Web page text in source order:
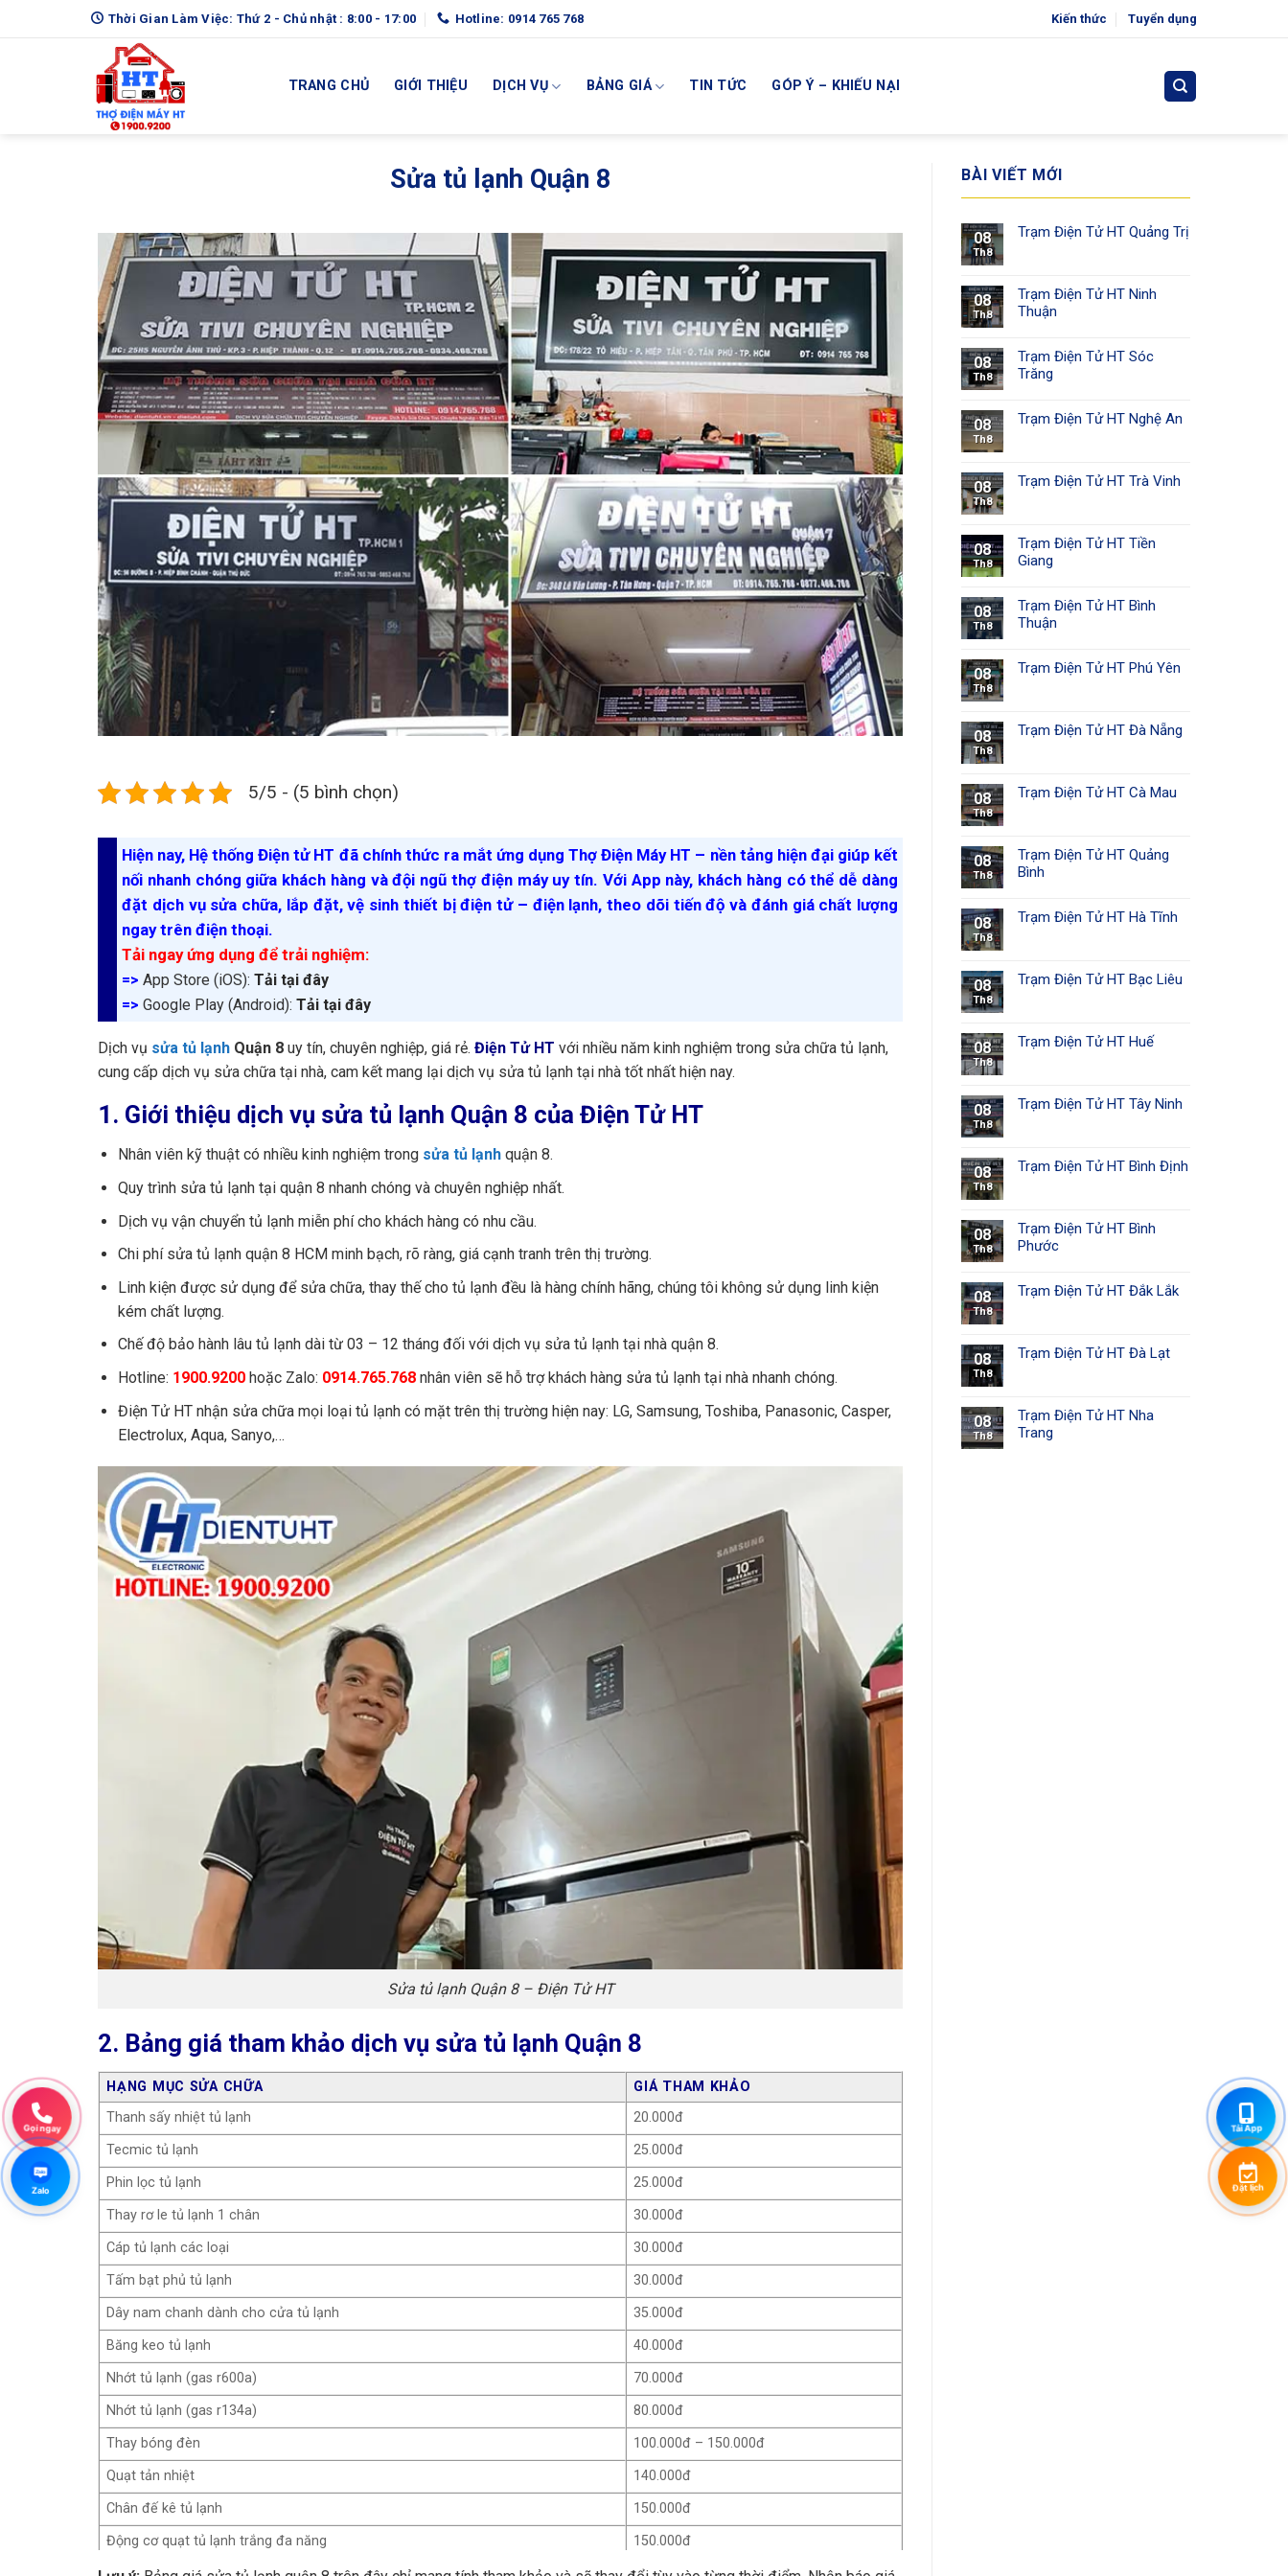
to
Thời Gian Làm Việc: Thứ 2 - Chủ nhật : 8:00 - 17:00 Hotline: 0914 765 768 Kiến thức Tuyển dụng
TRANG CHỦ GIỚI THIỆU DỊCH VỤ BẢNG GIÁ TIN TỨC GÓP Ý – KHIẾU NẠI
Sửa tủ lạnh Quận 8
5/5 - (5 bình chọn)
Hiện nay, Hệ thống Điện tử HT đã chính thức ra mắt ứng dụng Thợ Điện Máy HT – nền tảng hiện đại giúp kết
nối nhanh chóng giữa khách hàng và đội ngũ thợ điện máy uy tín. Với App này, khách hàng có thể dễ dàng
đặt dịch vụ sửa chữa, lắp đặt, vệ sinh thiết bị điện tử – điện lạnh, theo dõi tiến độ và đánh giá chất lượng
ngay trên điện thoại.
Tải ngay ứng dụng để trải nghiệm:
=> App Store (iOS): Tải tại đây
=> Google Play (Android): Tải tại đây
Dịch vụ sửa tủ lạnh Quận 8 uy tín, chuyên nghiệp, giá rẻ. Điện Tử HT với nhiều năm kinh nghiệm trong sửa chữa tủ lạnh,
cung cấp dịch vụ sửa chữa tại nhà, cam kết mang lại dịch vụ sửa tủ lạnh tại nhà tốt nhất hiện nay.
1. Giới thiệu dịch vụ sửa tủ lạnh Quận 8 của Điện Tử HT
Nhân viên kỹ thuật có nhiều kinh nghiệm trong sửa tủ lạnhquận 8.
Quy trình sửa tủ lạnh tại quận 8 nhanh chóng và chuyên nghiệp nhất.
Dịch vụ vận chuyển tủ lạnh miễn phí cho khách hàng có nhu cầu.
Chi phí sửa tủ lạnh quận 8 HCM minh bạch, rõ ràng, giá cạnh tranh trên thị trường.
Linh kiện được sử dụng để sửa chữa, thay thế cho tủ lạnh đều là hàng chính hãng, chúng tôi không sử dụng linh kiện
kém chất lượng.
Chế độ bảo hành lâu tủ lạnh dài từ 03 – 12 tháng đối với dịch vụ sửa tủ lạnh tại nhà quận 8.
Hotline: 1900.9200hoặc Zalo: 0914.765.768nhân viên sẽ hỗ trợ khách hàng sửa tủ lạnh tại nhà nhanh chóng.
Điện Tử HT nhận sửa chữa mọi loại tủ lạnh có mặt trên thị trường hiện nay: LG, Samsung, Toshiba, Panasonic, Casper,
Electrolux, Aqua, Sanyo,…
Sửa tủ lạnh Quận 8 – Điện Tử HT
2. Bảng giá tham khảo dịch vụ sửa tủ lạnh Quận 8
HẠNG MỤC SỬA CHỮA
GIÁ THAM KHẢO
Thanh sấy nhiệt tủ lạnh
20.000đ
Tecmic tủ lạnh
25.000đ
Phin lọc tủ lạnh
25.000đ
Thay rơ le tủ lạnh 1 chân
30.000đ
Cáp tủ lạnh các loại
30.000đ
Tấm bạt phủ tủ lạnh
30.000đ
Dây nam chanh dành cho cửa tủ lạnh
35.000đ
Băng keo tủ lạnh
40.000đ
Nhớt tủ lạnh (gas r600a)
70.000đ
Nhớt tủ lạnh (gas r134a)
80.000đ
Thay bóng đèn
100.000đ – 150.000đ
Quạt tản nhiệt
140.000đ
Chân đế kê tủ lạnh
150.000đ
Động cơ quạt tủ lạnh trắng đa năng
150.000đ
BÀI VIẾT MỚI
08
Th8
Trạm Điện Tử HT Quảng Trị
08
Th8
Trạm Điện Tử HT Ninh
Thuận
08
Th8
Trạm Điện Tử HT Sóc
Trăng
08
Th8
Trạm Điện Tử HT Nghệ An
08
Th8
Trạm Điện Tử HT Trà Vinh
08
Th8
Trạm Điện Tử HT Tiền
Giang
08
Th8
Trạm Điện Tử HT Bình
Thuận
08
Th8
Trạm Điện Tử HT Phú Yên
08
Th8
Trạm Điện Tử HT Đà Nẵng
08
Th8
Trạm Điện Tử HT Cà Mau
08
Th8
Trạm Điện Tử HT Quảng
Bình
08
Th8
Trạm Điện Tử HT Hà Tĩnh
08
Th8
Trạm Điện Tử HT Bạc Liêu
08
Th8
Trạm Điện Tử HT Huế
08
Th8
Trạm Điện Tử HT Tây Ninh
08
Th8
Trạm Điện Tử HT Bình Định
08
Th8
Trạm Điện Tử HT Bình
Phước
08
Th8
Trạm Điện Tử HT Đắk Lắk
08
Th8
Trạm Điện Tử HT Đà Lạt
08
Th8
Trạm Điện Tử HT Nha
Trang
Gọi ngay
Zalo
Zalo
Tải App
Đặt lịch